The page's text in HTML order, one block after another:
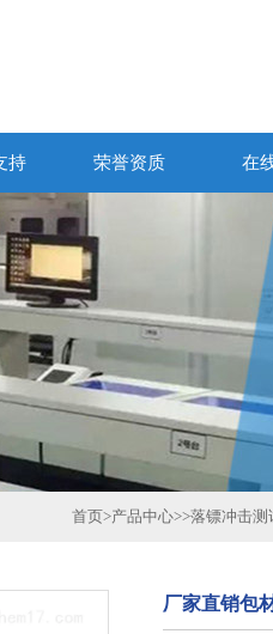
持 荣誉资质 在
首页>产品中心>>落镖冲击测
厂家直销包